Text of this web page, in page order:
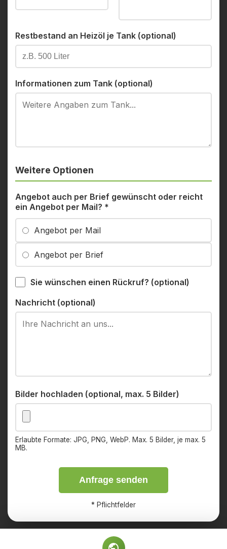
Restbestand an Heizöl je Tank (optional)
Informationen zum Tank (optional)
Weitere Optionen
Angebot auch per Brief gewünscht oder reicht
ein Angebot per Mail? *
Angebot per Mail
Angebot per Brief
Sie wünschen einen Rückruf? (optional)
Nachricht (optional)
Bilder hochladen (optional, max. 5 Bilder)
Erlaubte Formate: JPG, PNG, WebP. Max. 5 Bilder, je max. 5
MB.
Anfrage senden
* Pflichtfelder